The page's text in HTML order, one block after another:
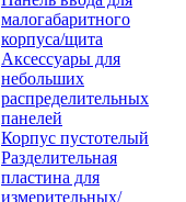
малогабаритного
корпуса/щита
Аксессуары для
небольших
распределительных
панелей
Корпус пустотелый
Разделительная
пластина для
измерительных/